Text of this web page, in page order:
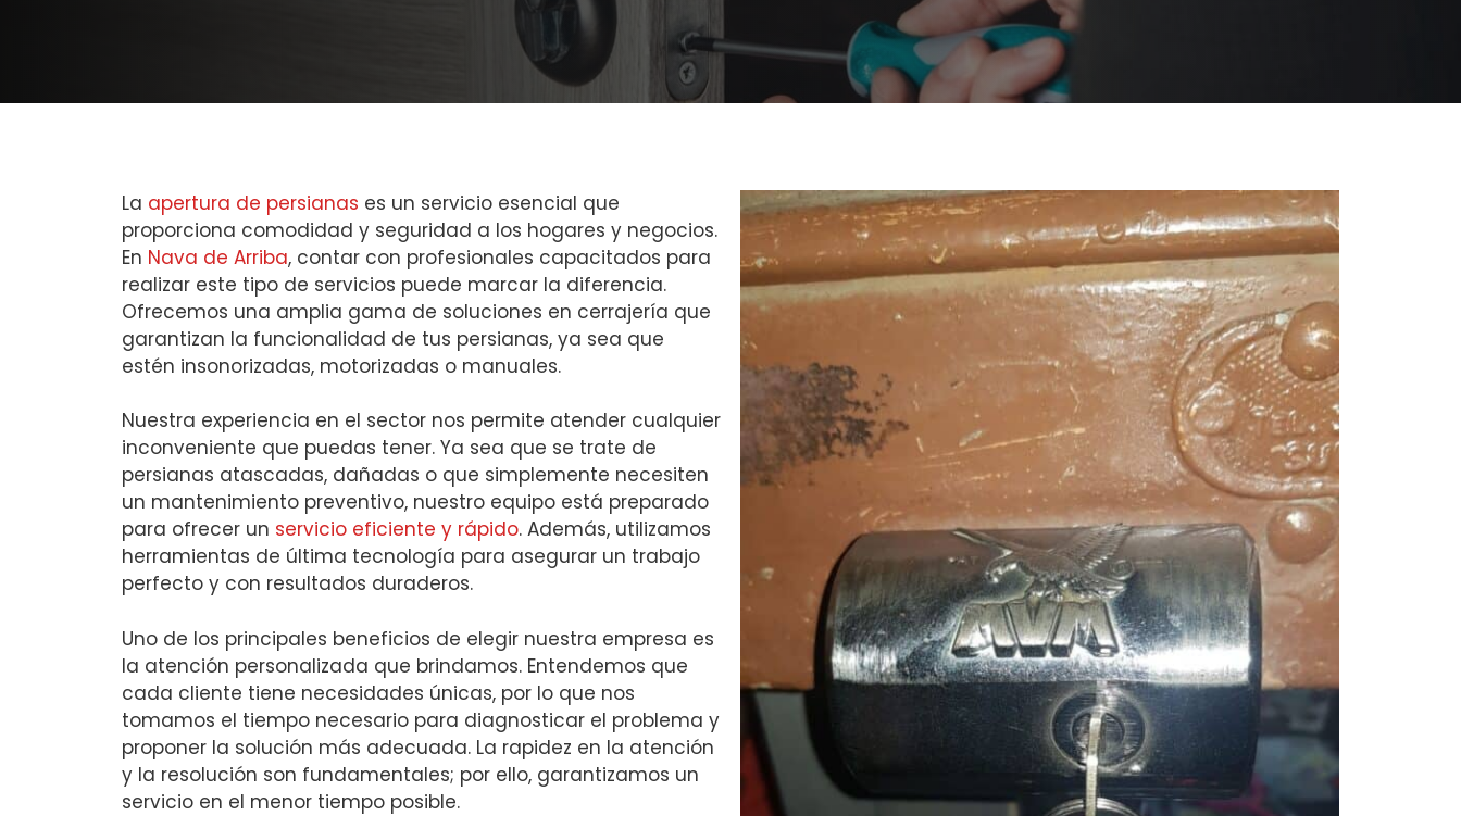
La apertura de persianas es un servicio esencial que
proporciona comodidad y seguridad a los hogares y negocios.
En Nava de Arriba, contar con profesionales capacitados para
realizar este tipo de servicios puede marcar la diferencia.
Ofrecemos una amplia gama de soluciones en cerrajería que
garantizan la funcionalidad de tus persianas, ya sea que
estén insonorizadas, motorizadas o manuales.
Nuestra experiencia en el sector nos permite atender cualquier
inconveniente que puedas tener. Ya sea que se trate de
persianas atascadas, dañadas o que simplemente necesiten
un mantenimiento preventivo, nuestro equipo está preparado
para ofrecer un servicio eficiente y rápido. Además, utilizamos
herramientas de última tecnología para asegurar un trabajo
perfecto y con resultados duraderos.
Uno de los principales beneficios de elegir nuestra empresa es
la atención personalizada que brindamos. Entendemos que
cada cliente tiene necesidades únicas, por lo que nos
tomamos el tiempo necesario para diagnosticar el problema y
proponer la solución más adecuada. La rapidez en la atención
y la resolución son fundamentales; por ello, garantizamos un
servicio en el menor tiempo posible.